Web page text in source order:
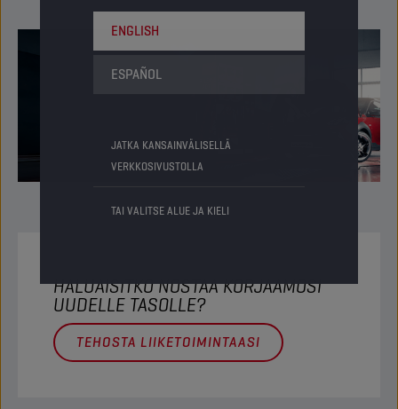
ENGLISH
ESPAÑOL
JATKA KANSAINVÄLISELLÄ
VERKKOSIVUSTOLLA
TAI VALITSE ALUE JA KIELI
HALUAISITKO NOSTAA KORJAAMOSI
UUDELLE TASOLLE?​
TEHOSTA LIIKETOIMINTAASI